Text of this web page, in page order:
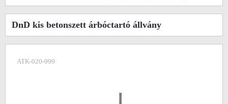
DnD kis betonszett árbóctartó állvány
ATK-020-999